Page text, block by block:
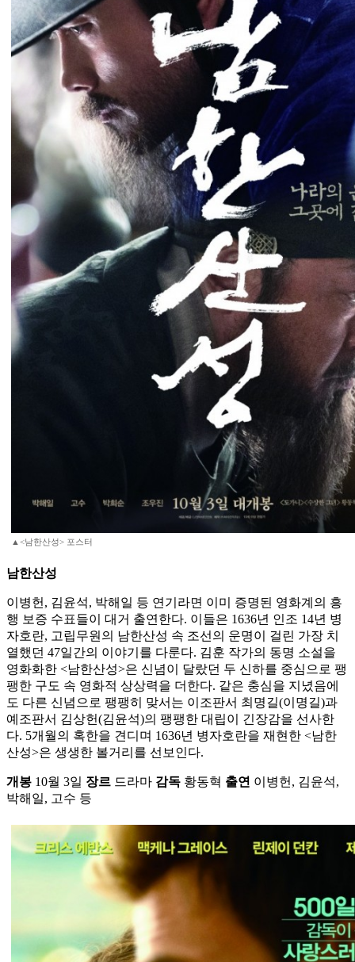
▲<남한산성> 포스터
남한산성
이병헌, 김윤석, 박해일 등 연기라면 이미 증명된 영화계의 흥
행 보증 수표들이 대거 출연한다. 이들은 1636년 인조 14년 병
자호란, 고립무원의 남한산성 속 조선의 운명이 걸린 가장 치
열했던 47일간의 이야기를 다룬다. 김훈 작가의 동명 소설을
영화화한 <남한산성>은 신념이 달랐던 두 신하를 중심으로 팽
팽한 구도 속 영화적 상상력을 더한다. 같은 충심을 지녔음에
도 다른 신념으로 팽팽히 맞서는 이조판서 최명길(이명길)과
예조판서 김상헌(김윤석)의 팽팽한 대립이 긴장감을 선사한
다. 5개월의 혹한을 견디며 1636년 병자호란을 재현한 <남한
산성>은 생생한 볼거리를 선보인다.
개봉 10월 3일 장르 드라마 감독 황동혁 출연 이병헌, 김윤석,
박해일, 고수 등